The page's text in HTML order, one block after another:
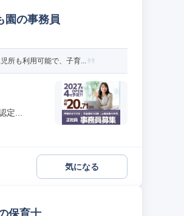
園の事務員
所も利用可能で、子育...
定...
気になる
保育士